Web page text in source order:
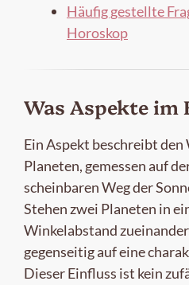
Häufig gestellte
Horoskop
Was Aspekte im
Ein Aspekt beschreibt
Planeten, gemessen auf
scheinbaren Weg der
Stehen zwei Planeten in
Winkelabstand
gegenseitig auf eine
Dieser Einfluss ist kein